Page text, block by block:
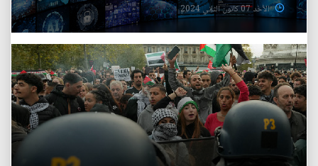
الأحد 07 كانون الثاني 2024